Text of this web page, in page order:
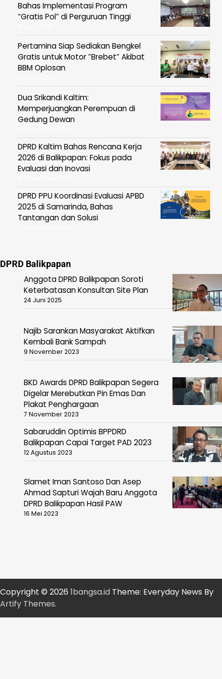
Bahas Implementasi Program
“Gratis Pol” di Perguruan Tinggi
Pertamina Siap Sediakan Bengkel
Gratis untuk Motor ”Brebet” Akibat
BBM Oplosan
Dua Srikandi Kaltim:
Memperjuangkan Perempuan di
Gedung Dewan
DPRD Kaltim Bahas Rencana Kerja
2026 di Balikpapan: Fokus pada
Evaluasi dan Inovasi
DPRD PPU Koordinasi Evaluasi APBD
2025 di Samarinda, Bahas
Tantangan dan Solusi
DPRD Balikpapan
Anggota DPRD Balikpapan Soroti
Keterbatasan Konsultan Site Plan
24 Juni 2025
Najib Sarankan Masyarakat Aktifkan
Kembali Bank Sampah
9 November 2023
BKD Awards DPRD Balikpapan Segera
Digelar Merebutkan Pin Emas Dan
Plakat Penghargaan
7 November 2023
Sabaruddin Optimis BPPDRD
Balikpapan Capai Target PAD 2023
12 Agustus 2023
Slamet Iman Santoso Dan Asep
Ahmad Sapturi Wajah Baru Anggota
DPRD Balikpapan Hasil PAW
16 Mei 2023
Copyright © 2026 1bangsa.id Theme: Everyday News By
Artify Themes.